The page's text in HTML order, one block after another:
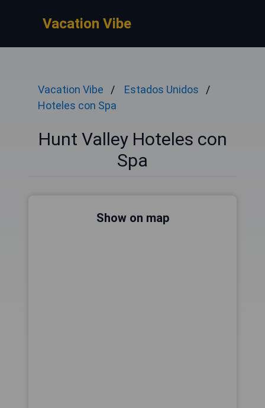
Vacation Vibe
Vacation Vibe
Estados Unidos
Hoteles con Spa
Hunt Valley Hoteles con
Spa
Show on map